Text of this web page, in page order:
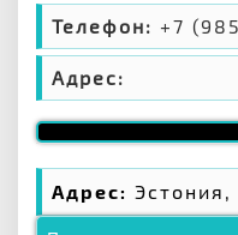
Телефон: +7
Адрес:
Адрес: Эстония,